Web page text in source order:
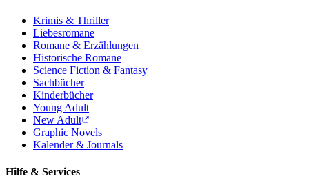
Krimis & Thriller
Liebesromane
Romane & Erzählungen
Historische Romane
Science Fiction & Fantasy
Sachbücher
Kinderbücher
Young Adult
New Adult
Graphic Novels
Kalender & Journals
Hilfe & Services